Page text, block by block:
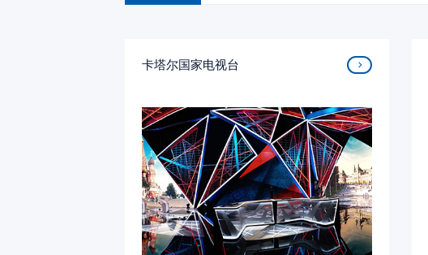
卡塔尔国家电视台